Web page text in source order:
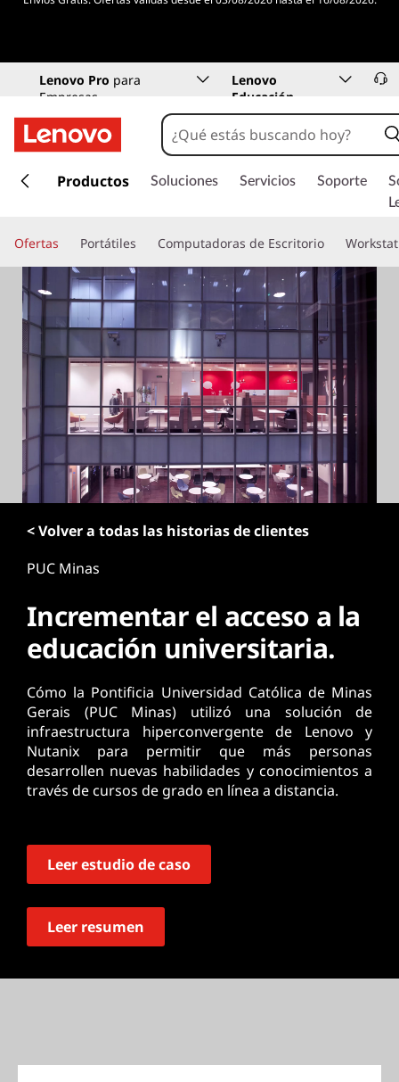
Lenovo Pro para
Empresas
Lenovo
Educación
c
p
n
Productos Soluciones Servicios Soporte
Ofertas Portátiles Computadoras de Escritorio
< Volver a todas las historias de clientes
PUC Minas
Incrementar el acceso a la
educación universitaria.
Cómo la Pontificia Universidad Católica de Minas
Gerais (PUC Minas) utilizó una solución de
infraestructura hiperconvergente de Lenovo y
Nutanix para permitir que más personas
desarrollen nuevas habilidades y conocimientos a
través de cursos de grado en línea a distancia.
Leer estudio de caso
Leer resumen